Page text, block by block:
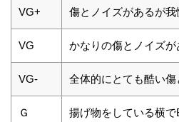
VG+ 傷とノイズがあるが我
VG かなりの傷とノイズが
VG- 全体的にとても酷い傷
Ｇ 揚げ物をしている横で